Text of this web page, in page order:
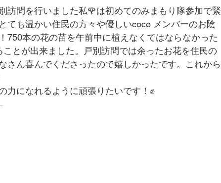
訪問を行いました私🌹は初めてのみまもり隊参加で緊
ても温かい住民の方々や優しいcoco メンバーのお陰
750本の花の苗を午前中に植えなくてはならなかった
とが出来ました。戸別訪問では余ったお花を住民の
さん喜んでくださったので嬉しかったです。これから
力になれるように頑張りたいです！✊